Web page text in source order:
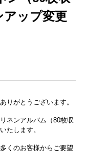
アップ変更
りがとうございます。
ネンアルバム（80枚収
たします。
くのお客様からご要望